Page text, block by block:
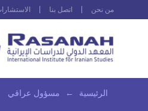
من نحن اتصل بنا
الرئيسية ← مسؤول عراقي